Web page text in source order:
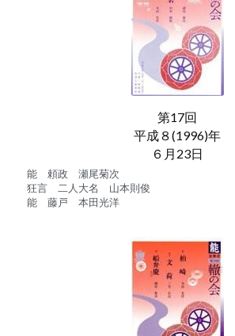
第17回
平成８(1996)年
６月23日
能　頼政　瀬尾菊次
狂言　二人大名　山本則俊
能　藤戸　本田光洋